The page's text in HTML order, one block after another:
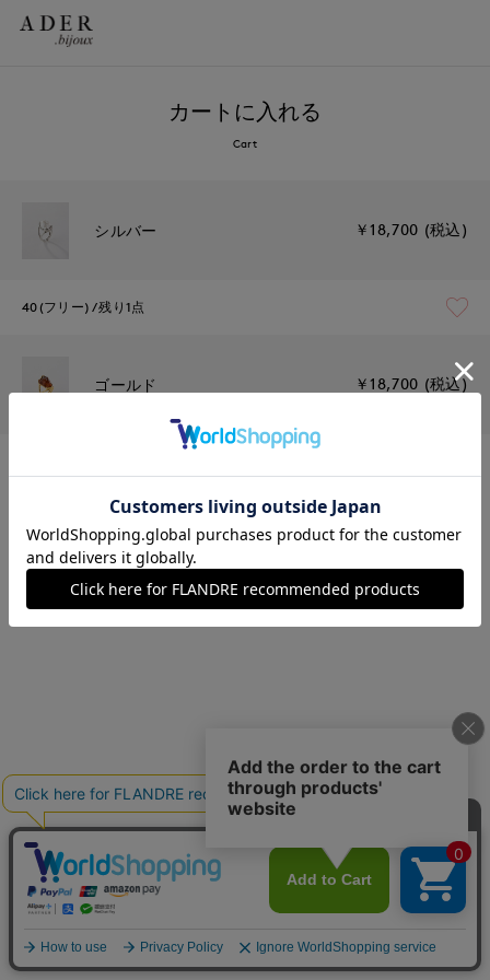
カートに入れる
Cart
シルバー ￥18,700 (税込)
40(フリー) 残り1点
ゴールド ￥18,700 (税込)